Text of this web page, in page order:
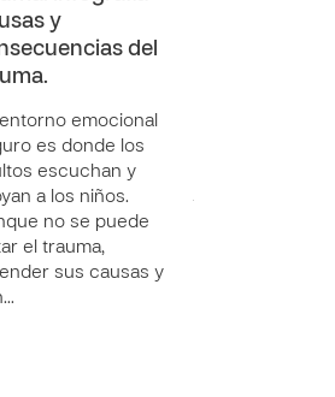
y
del
emocional
es donde los
escuchan y
a los niños.
no se puede
el trauma,
sus causas y